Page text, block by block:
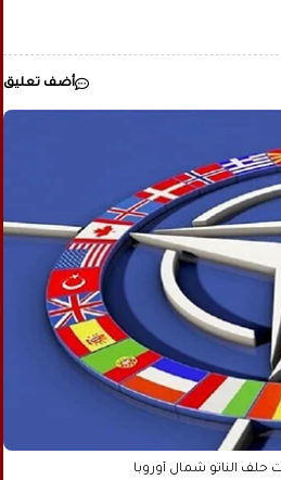
ومركزا رئيسيا للذكاء
قليل من صنعاء القديمة.. لمن لا يعرف المدينة ..بقلم ..مصطفى عبدالملكأضف تعليق
حلف الناتو شمال أوروبا